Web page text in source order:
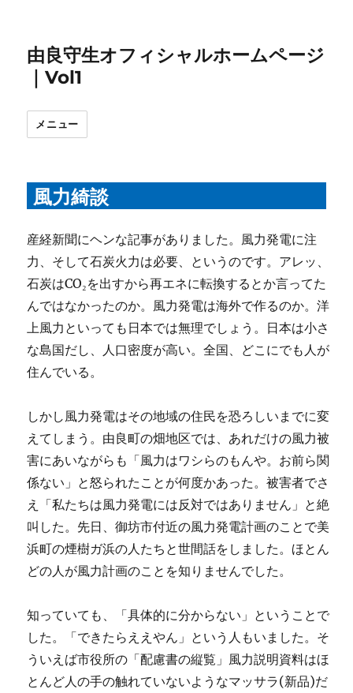
由良守生オフィシャルホームページ
｜Vol1
メニュー
風力綺談
産経新聞にヘンな記事がありました。風力発電に注
力、そして石炭火力は必要、というのです。アレッ、
石炭はCO₂を出すから再エネに転換するとか言ってた
んではなかったのか。風力発電は海外で作るのか。洋
上風力といっても日本では無理でしょう。日本は小さ
な島国だし、人口密度が高い。全国、どこにでも人が
住んでいる。
しかし風力発電はその地域の住民を恐ろしいまでに変
えてしまう。由良町の畑地区では、あれだけの風力被
害にあいながらも「風力はワシらのもんや。お前ら関
係ない」と怒られたことが何度かあった。被害者でさ
え「私たちは風力発電には反対ではありません」と絶
叫した。先日、御坊市付近の風力発電計画のことで美
浜町の煙樹ガ浜の人たちと世間話をしました。ほとん
どの人が風力計画のことを知りませんでした。
知っていても、「具体的に分からない」ということで
した。「できたらええやん」という人もいました。そ
ういえば市役所の「配慮書の縦覧」風力説明資料はほ
とんど人の手の触れていないようなマッサラ(新品)だ